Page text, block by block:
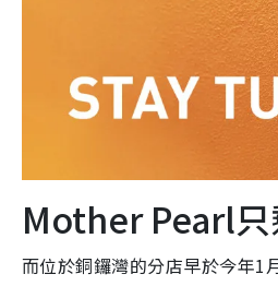
Mother Pearl
而位於銅鑼灣的分店早於今年1